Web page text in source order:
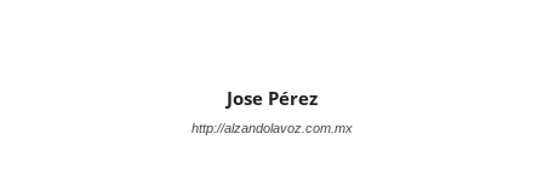
Jose Pérez
http://alzandolavoz.com.mx